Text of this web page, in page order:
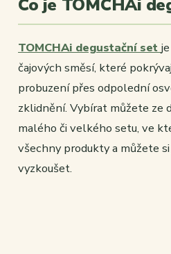
Co je TOMCHAi
TOMCHAi degustační set
čajových směsí, které
probuzení přes odpolední
zklidnění. Vybírat můžete ze
malého či velkého setu, ve
všechny produkty a můžete
vyzkoušet.